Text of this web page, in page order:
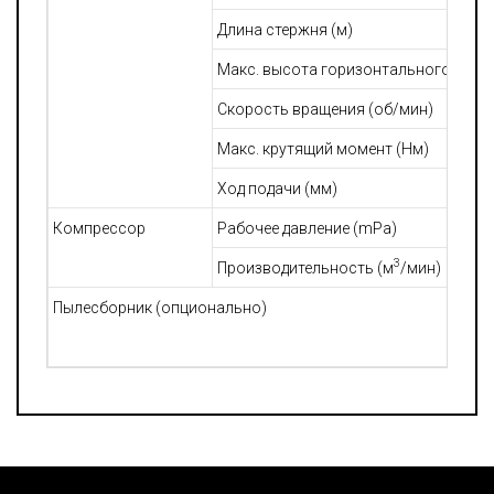
Длина стержня (м)
Макс. высота горизонтального
Скорость вращения (об/мин)
Макс. крутящий момент (Нм)
Ход подачи (мм)
Компрессор Рабочее давление (mPa)
Производительность (м3/мин)
Пылесборник (опционально)